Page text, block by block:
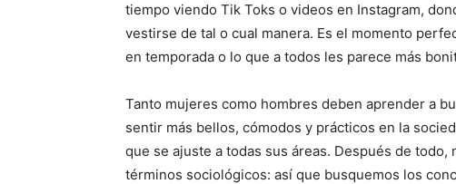
tiempo viendo Tik Toks o videos en Instagram,
vestirse de tal o cual manera. Es el momento
en temporada o lo que a todos les parece más
Tanto mujeres como hombres deben aprender a
sentir más bellos, cómodos y prácticos en la
que se ajuste a todas sus áreas. Después de
términos sociológicos: así que busquemos los